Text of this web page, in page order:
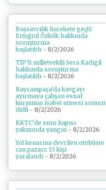
Başsavcılık harekete geçti:
Ertuğrul Özkök hakkında
soruşturma
başlatıldı - 8/2/2026
TİP'li milletvekili Sera Kadıgil
hakkında soruşturma
başlatıldı - 8/2/2026
Bayrampaşa'da kavgayı
ayırmaya çalışan esnaf
kurşunun isabet etmesi sonucu
öldü - 8/2/2026
KKTC'de sınır kapısı
yakınında yangın - 8/2/2026
Yol kenarına devrilen otobüste
can pazarı: 15 kişi
yaralandı - 8/2/2026